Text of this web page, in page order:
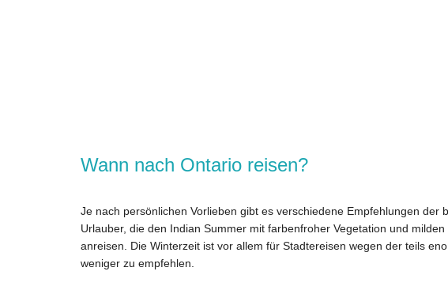
Wann nach Ontario reisen?
Je nach persönlichen Vorlieben gibt es verschiedene Empfehlungen der
Urlauber, die den Indian Summer mit farbenfroher Vegetation und
anreisen. Die Winterzeit ist vor allem für Stadtereisen wegen der teils
weniger zu empfehlen.